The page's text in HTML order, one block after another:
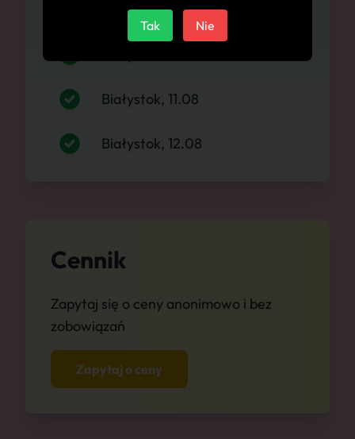
Białystok, 09.08
Białystok, 11.08
Białystok, 12.08
Cennik
Zapytaj się o ceny anonimowo i bez
zobowiązań
Zapytaj o ceny
Tak Nie